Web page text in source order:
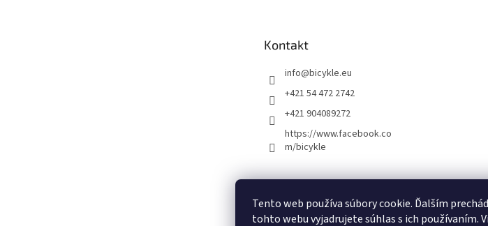
Tento web používa súbory cookie. Ďalším
tohto webu vyjadrujete súhlas s ich používaním.
Kontakt
info@bicykle.eu
+421 54 472 2742
+421 904089272
https://www.facebook.co
m/bicykle